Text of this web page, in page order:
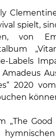
spielt,
von
Labels
2020
Good